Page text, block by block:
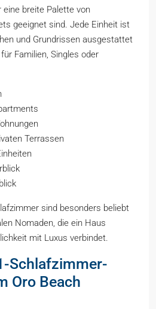
eine breite Palette von
geeignet sind. Jede Einheit ist
und Grundrissen ausgestattet
Familien, Singles oder
Terrassen
sind besonders beliebt
Nomaden, die ein Haus
mit Luxus verbindet.
Schlafzimmer-
Oro Beach